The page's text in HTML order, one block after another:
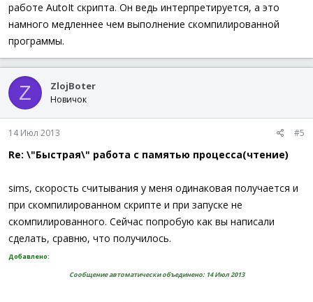
работе AutoIt скрипта. Он ведь интерпретируется, а это
намного медленнее чем выполнение скомпилированной
программы.
Z ZlojBoter
Новичок
14 Июл 2013 #5
Re: \"Быстрая\" работа с памятью процесса(чтение)
sims, скорость считывания у меня одинаковая получается и
при скомпилированном скрипте и при запуске не
скомпилированного. Сейчас попробую как вы написали
сделать, сравню, что получилось.
Добавлено:
Сообщение автоматически объединено: 14 Июл 2013